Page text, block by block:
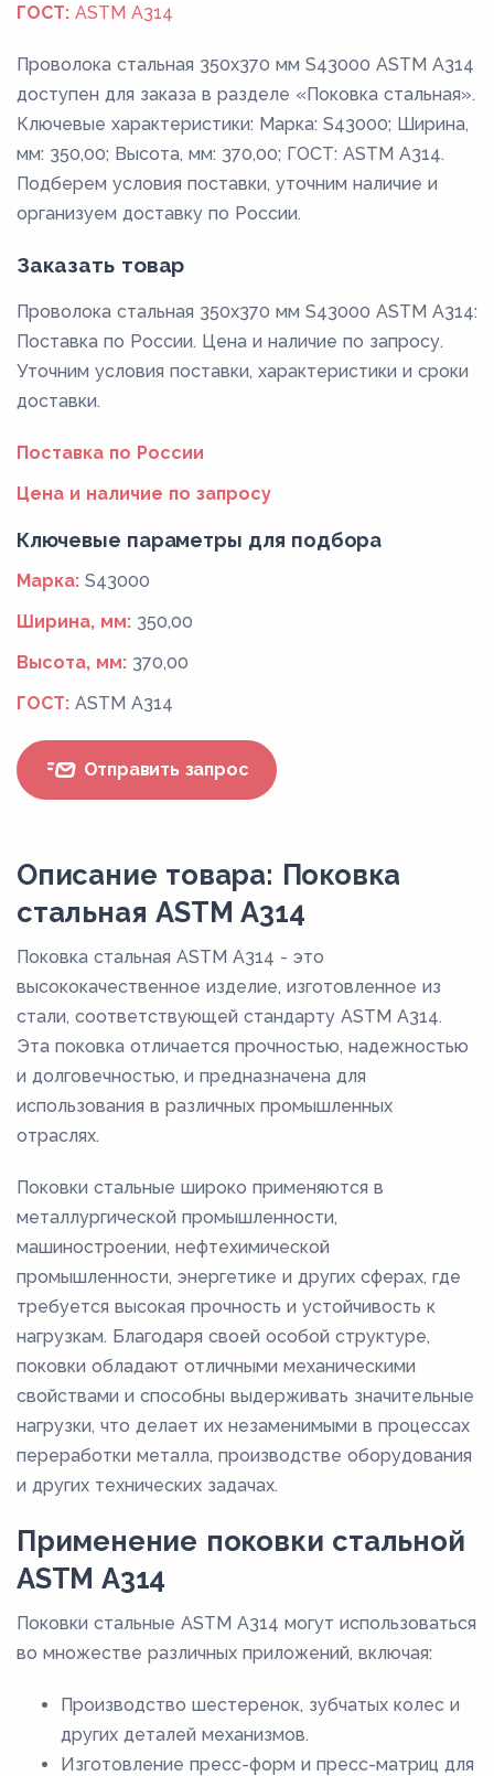
ГОСТ: ASTM A314
Проволока стальная 350х370 мм S43000 ASTM A314
доступен для заказа в разделе «Поковка стальная».
Ключевые характеристики: Марка: S43000; Ширина,
мм: 350,00; Высота, мм: 370,00; ГОСТ: ASTM A314.
Подберем условия поставки, уточним наличие и
организуем доставку по России.
Заказать товар
Проволока стальная 350х370 мм S43000 ASTM A314:
Поставка по России. Цена и наличие по запросу.
Уточним условия поставки, характеристики и сроки
доставки.
Поставка по России
Цена и наличие по запросу
Ключевые параметры для подбора
Марка: S43000
Ширина, мм: 350,00
Высота, мм: 370,00
ГОСТ: ASTM A314
Отправить запрос
Описание товара: Поковка
стальная ASTM A314
Поковка стальная ASTM A314 - это
высококачественное изделие, изготовленное из
стали, соответствующей стандарту ASTM A314.
Эта поковка отличается прочностью, надежностью
и долговечностью, и предназначена для
использования в различных промышленных
отраслях.
Поковки стальные широко применяются в
металлургической промышленности,
машиностроении, нефтехимической
промышленности, энергетике и других сферах, где
требуется высокая прочность и устойчивость к
нагрузкам. Благодаря своей особой структуре,
поковки обладают отличными механическими
свойствами и способны выдерживать значительные
нагрузки, что делает их незаменимыми в процессах
переработки металла, производстве оборудования
и других технических задачах.
Применение поковки стальной
ASTM A314
Поковки стальные ASTM A314 могут использоваться
во множестве различных приложений, включая:
Производство шестеренок, зубчатых колес и
других деталей механизмов.
Изготовление пресс-форм и пресс-матриц для